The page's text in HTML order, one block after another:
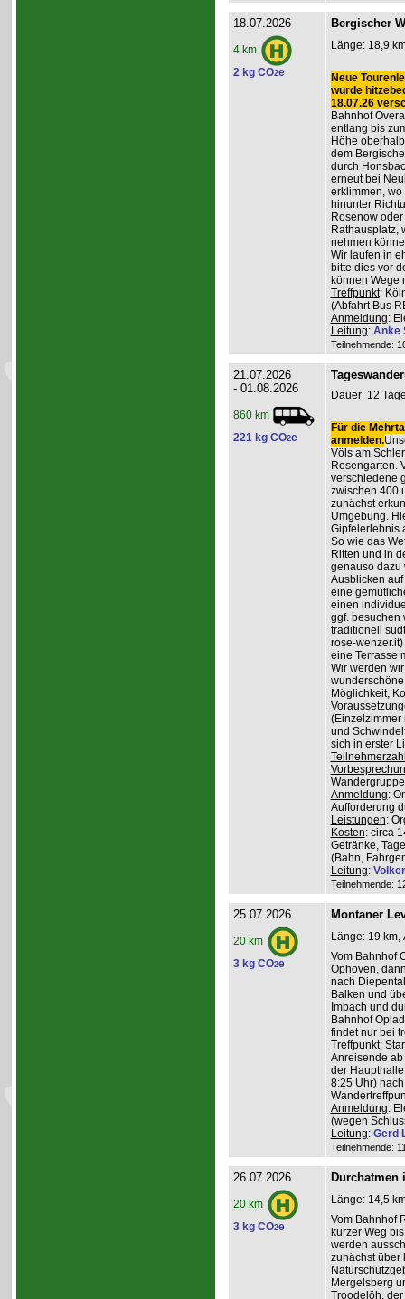
18.07.2026
4 km
2 kg CO2e
Bergischer
Länge: 18,9
Neue
wurde
18.07.26
Bahnhof
entlang bis
Höhe
dem
durch
erneut bei
erklimmen,
hinunter
Rosenow
Rathausplatz,
nehmen
Wir laufen in
bitte dies vor
können Wege
Treffpunkt:
(Abfahrt Bus
Anmeldung:
Leitung: Anke
Teilnehmende:
21.07.2026
- 01.08.2026
860 km
221 kg CO2e
Dauer: 12
Für die
anmelden.
Völs am
Rosengarten.
verschiedene
zwischen 400
zunächst
Umgebung.
Gipfelerlebnis
So wie das
Ritten und in
genauso dazu
Ausblicken
eine
einen
ggf. besuchen
traditionell
rose-
eine Terrasse
Wir werden
Möglichkeit,
(Einzelzimmer
und
sich in erster
Anmeldung:
Aufforderung
Leistungen:
Kosten: circa
Getränke,
(Bahn,
Leitung:
Teilnehmende:
25.07.2026
20 km
3 kg CO2e
Montaner
Länge: 19 km,
Vom Bahnhof
Ophoven,
nach
Balken und
Imbach und
Bahnhof
findet nur bei
Treffpunkt:
Anreisende
der
8:25 Uhr)
Anmeldung:
(wegen
Leitung: Gerd
Teilnehmende:
26.07.2026
20 km
3 kg CO2e
Durchatmen
Länge: 14,5
Vom Bahnhof
kurzer Weg
werden
zunächst über
Mergelsberg
Troodelöh,